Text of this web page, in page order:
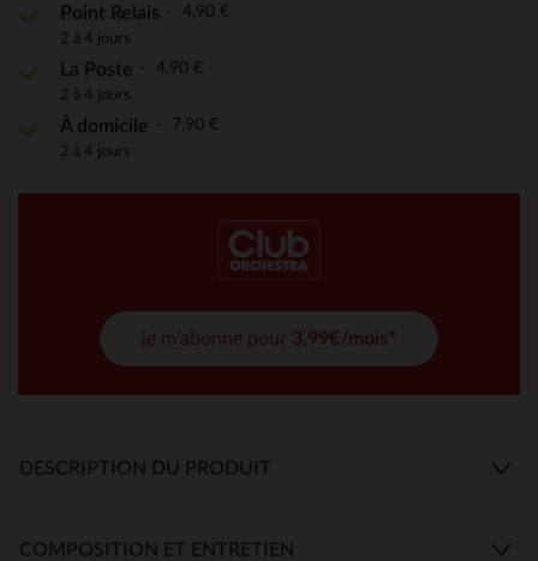
Point Relais 4,90 €
2 à 4 jours
La Poste 4,90 €
2 à 4 jours
À domicile 7,90 €
2 à 4 jours
je m'abonne pour 3,99€/mois*
DESCRIPTION DU PRODUIT
COMPOSITION ET ENTRETIEN